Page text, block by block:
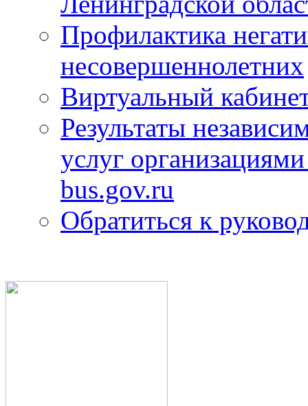
Профилактика
несовершеннолетних
Виртуальный
Результаты
услуг
bus.gov.ru
Обратиться к